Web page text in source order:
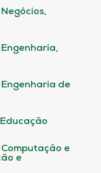
Engenharia de
e
e